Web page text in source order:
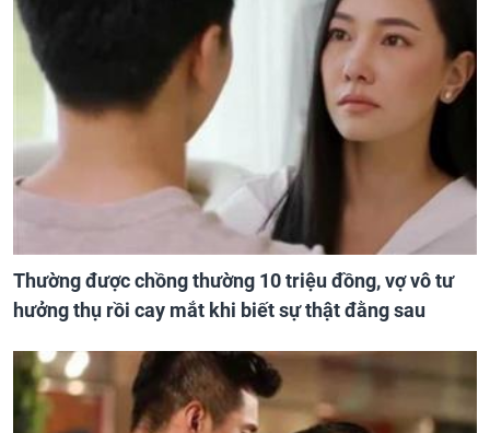
Thường được chồng thường 10 triệu đồng, vợ vô tư
hưởng thụ rồi cay mắt khi biết sự thật đằng sau